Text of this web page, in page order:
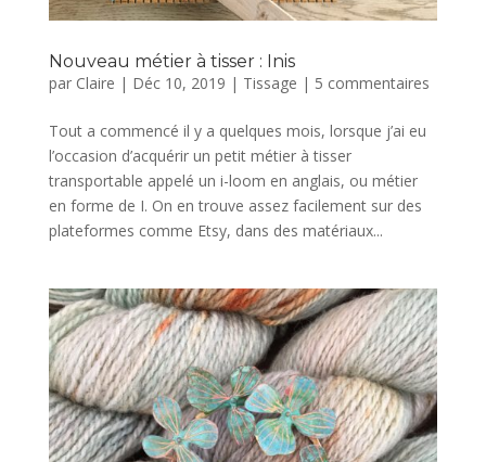
Nouveau métier à tisser : Inis
par Claire | Déc 10, 2019 | Tissage | 5 commentaires
Tout a commencé il y a quelques mois, lorsque j’ai eu
l’occasion d’acquérir un petit métier à tisser
transportable appelé un i-loom en anglais, ou métier
en forme de I. On en trouve assez facilement sur des
plateformes comme Etsy, dans des matériaux...